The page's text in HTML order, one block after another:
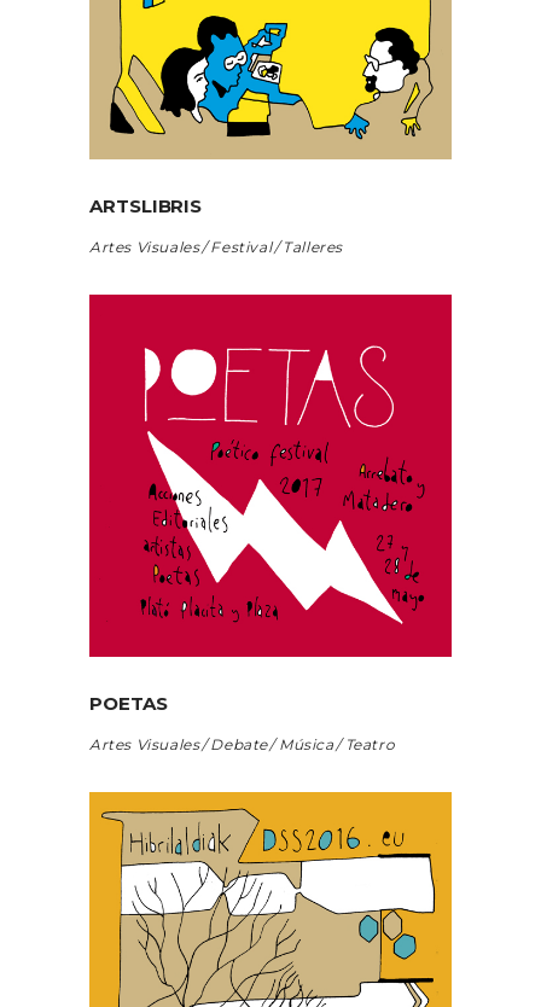
ARTSLIBRIS
Artes Visuales Festival Talleres
POETAS
Artes Visuales Debate Música Teatro